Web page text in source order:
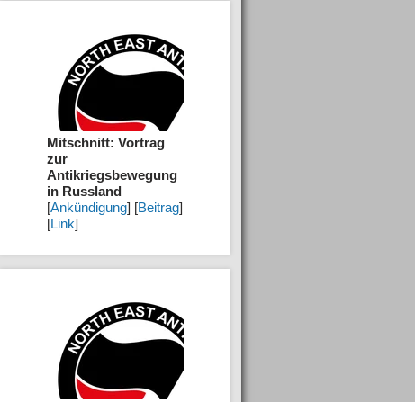
Mitschnitt: Vortrag
zur
Antikriegsbewegung
in Russland
[Ankündigung] [Beitrag]
[Link]